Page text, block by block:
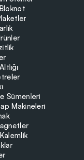
Sümenleri
Makineleri